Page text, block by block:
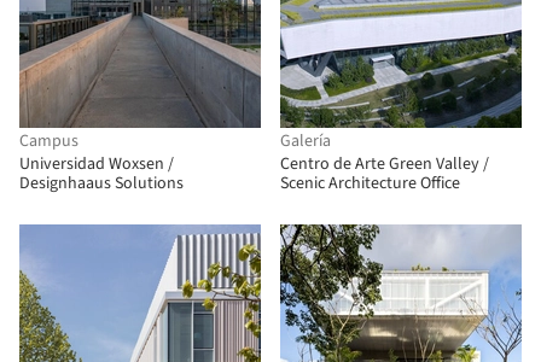
Campus
Universidad Woxsen /
Designhaaus Solutions
Galería
Centro de Arte Green Valley /
Scenic Architecture Office